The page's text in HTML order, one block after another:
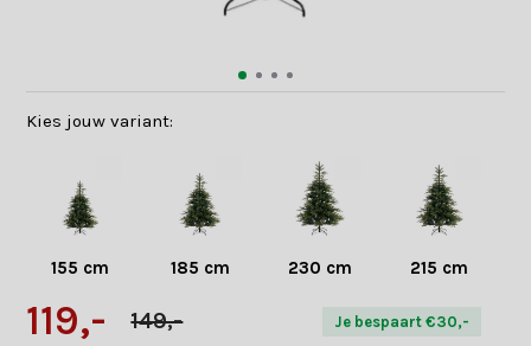
Kies jouw variant:
155 cm 185 cm 230 cm 215 cm
119,- 149,- Je bespaart €30,-